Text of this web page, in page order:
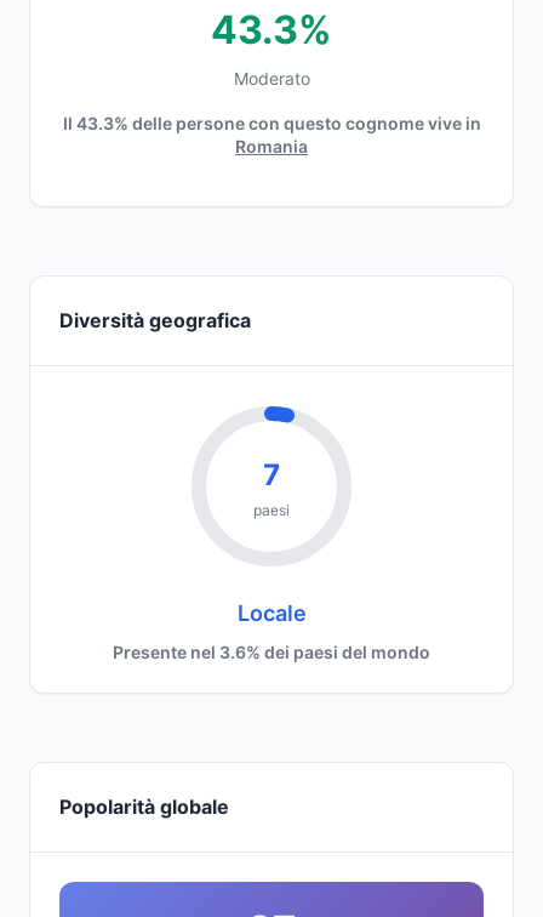
43.3%
Moderato
Il 43.3% delle persone con questo cognome vive in
Romania
Diversità geografica
7
paesi
Locale
Presente nel 3.6% dei paesi del mondo
Popolarità globale